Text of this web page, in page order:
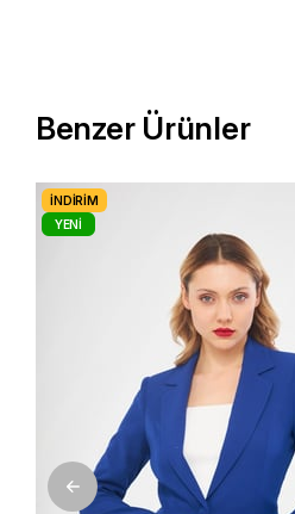
Benzer Ürünler
İNDIRIM
YENI